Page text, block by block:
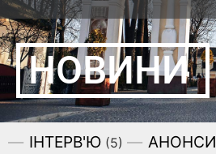
НОВИНИ
ІНТЕРВ'Ю (5) АНОНСИ